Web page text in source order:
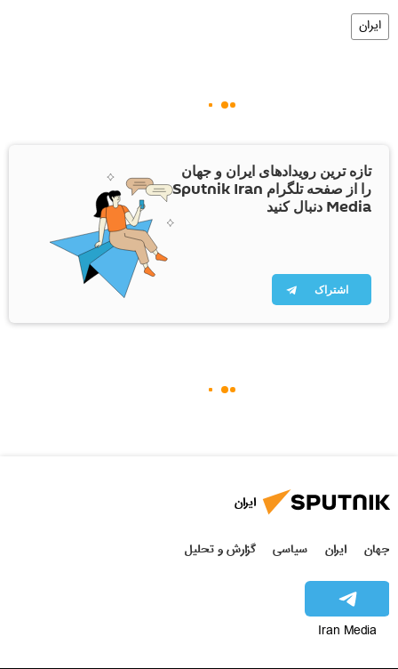
ایران
تازه ترین رویدادهای ایران و جهان
را از صفحه تلگرام Sputnik Iran
Media دنبال کنید
اشتراک
ایران
جهان ایران سیاسی گزارش و تحلیل
Iran Media